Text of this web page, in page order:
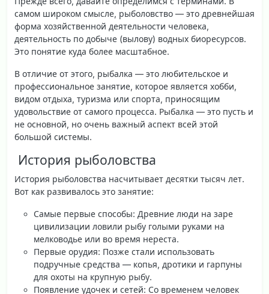
самом широком смысле, рыболовство — это древнейшая
форма хозяйственной деятельности человека,
деятельность по добыче (вылову) водных биоресурсов.
Это понятие куда более масштабное.
В отличие от этого, рыбалка — это любительское и
профессиональное занятие, которое является хобби,
видом отдыха, туризма или спорта, приносящим
удовольствие от самого процесса. Рыбалка — это пусть и
не основной, но очень важный аспект всей этой
большой системы.
️ История рыболовства
История рыболовства насчитывает десятки тысяч лет.
Вот как развивалось это занятие:
Самые первые способы: Древние люди на заре
цивилизации ловили рыбу голыми руками на
мелководье или во время нереста.
Первые орудия: Позже стали использовать
подручные средства — копья, дротики и гарпуны
для охоты на крупную рыбу.
Появление удочек и сетей: Со временем человек